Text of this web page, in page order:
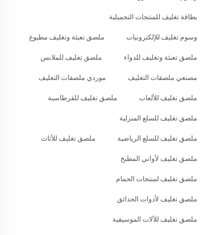
بطاقة تغليف للمنتجات التجميلية
وسوم تغليف للإلكترونيات ملصق تعبئة وتغليف مطبوع
ملصق تعبئة وتغليف للدواء ملصق تغليف للملابس
مصنعي ملصقات التغليف موردي ملصقات التغليف
ملصق تغليف للألعاب ملصق تغليف للقرطاسية
ملصق تغليف للسلع المنزلية
ملصق تغليف للسلع الرياضية ملصق تغليف للأثاث
ملصق تغليف لأواني المطبخ
ملصق تغليف لمنتجات الحمام
ملصق تغليف لأدوات الحدائق
ملصق تغليف للآلات الموسيقية